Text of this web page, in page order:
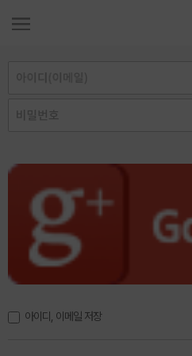
아이디, 이메일 저장